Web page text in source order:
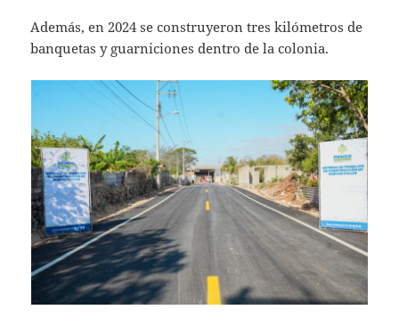
Además, en 2024 se construyeron tres kilómetros de
banquetas y guarniciones dentro de la colonia.